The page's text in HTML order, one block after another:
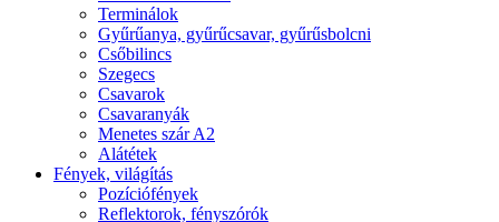
Terminálok
Gyűrűanya, gyűrűcsavar, gyűrűsbolcni
Csőbilincs
Szegecs
Csavarok
Csavaranyák
Menetes szár A2
Alátétek
Fények, világítás
Pozíciófények
Reflektorok, fényszórók